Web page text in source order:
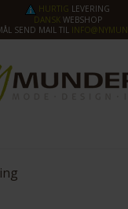
HURTIG LEVERING
DANSKWEBSHOP
SEND MAIL TIL